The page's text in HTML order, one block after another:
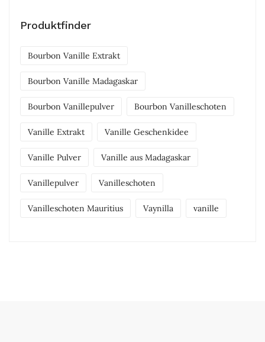
Produktfinder
Bourbon Vanille Extrakt
Bourbon Vanille Madagaskar
Bourbon Vanillepulver Bourbon Vanilleschoten
Vanille Extrakt Vanille Geschenkidee
Vanille Pulver Vanille aus Madagaskar
Vanillepulver Vanilleschoten
Vanilleschoten Mauritius Vaynilla vanille